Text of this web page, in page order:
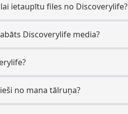
ietaupītu files no Discoverylife?
Discoverylife media?
no mana tālruņa?